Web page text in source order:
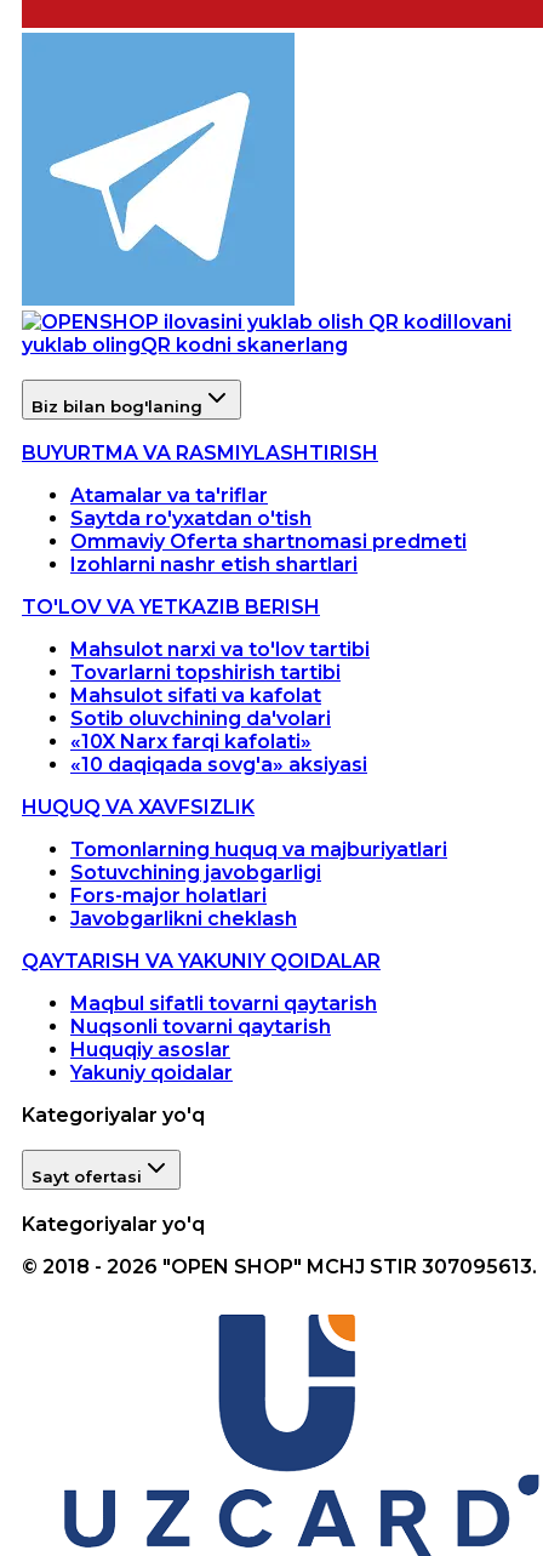
Ilovani
yuklab olingQR kodni skanerlang
Biz bilan bog'laning
BUYURTMA VA RASMIYLASHTIRISH
Atamalar va ta'riflar
Saytda ro'yxatdan o'tish
Ommaviy Oferta shartnomasi predmeti
Izohlarni nashr etish shartlari
TO'LOV VA YETKAZIB BERISH
Mahsulot narxi va to'lov tartibi
Tovarlarni topshirish tartibi
Mahsulot sifati va kafolat
Sotib oluvchining da'volari
«10X Narx farqi kafolati»
«10 daqiqada sovg'a» aksiyasi
HUQUQ VA XAVFSIZLIK
Tomonlarning huquq va majburiyatlari
Sotuvchining javobgarligi
Fors-major holatlari
Javobgarlikni cheklash
QAYTARISH VA YAKUNIY QOIDALAR
Maqbul sifatli tovarni qaytarish
Nuqsonli tovarni qaytarish
Huquqiy asoslar
Yakuniy qoidalar
Kategoriyalar yo'q
Sayt ofertasi
Kategoriyalar yo'q
© 2018 - 2026 "OPEN SHOP" MCHJ STIR 307095613.